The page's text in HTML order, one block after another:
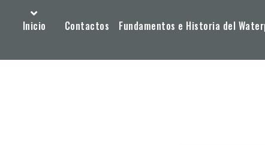
Inicio Contactos Fundamentos e Historia del